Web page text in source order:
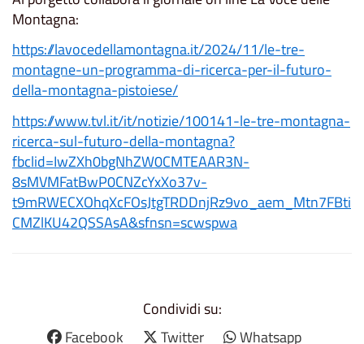
Montagna:
https://lavocedellamontagna.it/2024/11/le-tre-
montagne-un-programma-di-ricerca-per-il-futuro-
della-montagna-pistoiese/
https://www.tvl.it/it/notizie/100141-le-tre-montagna-
ricerca-sul-futuro-della-montagna?
fbclid=IwZXh0bgNhZW0CMTEAAR3N-
8sMVMFatBwP0CNZcYxXo37v-
t9mRWECXOhqXcFOsJtgTRDDnjRz9vo_aem_Mtn7FBti
CMZlKU42QSSAsA&sfnsn=scwspwa
Condividi su:
Facebook
Twitter
Whatsapp